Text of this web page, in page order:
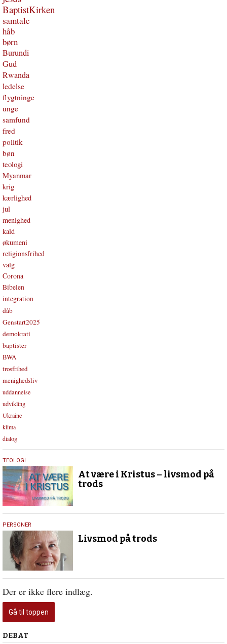
BaptistKirken
samtale
håb
børn
Burundi
Gud
Rwanda
ledelse
flygtninge
unge
samfund
fred
politik
bøn
teologi
Myanmar
krig
kærlighed
jul
menighed
kald
økumeni
religionsfrihed
valg
Corona
Bibelen
integration
dåb
Genstart2025
demokrati
baptister
BWA
trosfrihed
menighedsliv
uddannelse
udvikling
Ukraine
klima
dialog
19.
oktober
2019
TEOLOGI
At være i Kristus – livsmod på
trods
19.
oktober
2019
PERSONER
Livsmod på trods
Der er ikke flere indlæg.
Gå til toppen
Debat
DEBAT